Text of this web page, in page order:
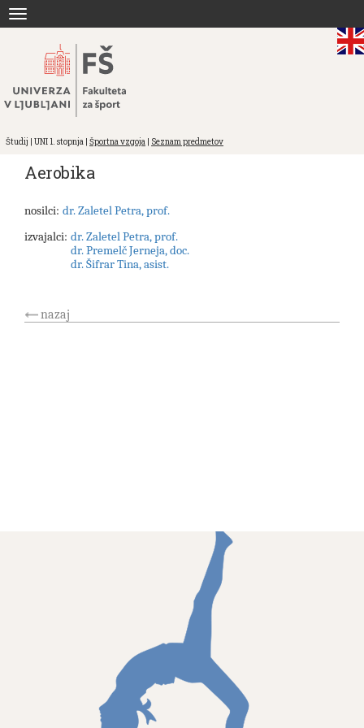
navigation
Študij | UNI 1. stopnja | Športna vzgoja | Seznam predmetov
Aerobika
nosilci: dr. Zaletel Petra, prof.
izvajalci: dr. Zaletel Petra, prof.
dr. Premelč Jerneja, doc.
dr. Šifrar Tina, asist.
nazaj